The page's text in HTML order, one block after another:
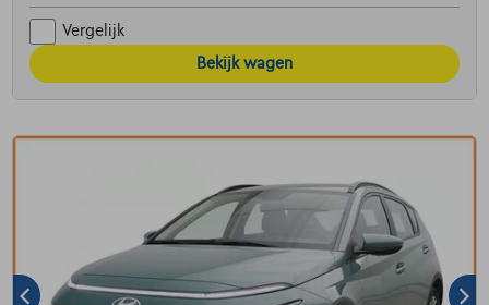
Vergelijk
Bekijk wagen